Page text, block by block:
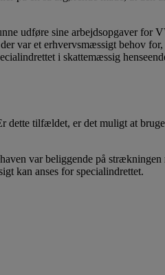
udføre sine arbejdsopgaver for
var et erhvervsmæssigt behov
i skattemæssig
tilfældet, er det muligt at
var beliggende på
kan anses for specialindrettet.